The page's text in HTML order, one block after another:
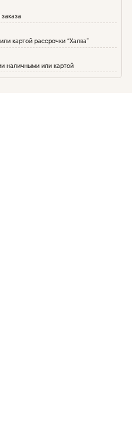
картой рассрочки “Халва”
наличными или картой